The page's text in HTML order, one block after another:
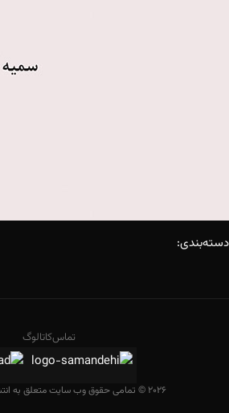
دسته‌بندی:
تماسکاتالوگ
2026 © تمامی حقوق وب سایت متعلق به انتشارات علمی است.